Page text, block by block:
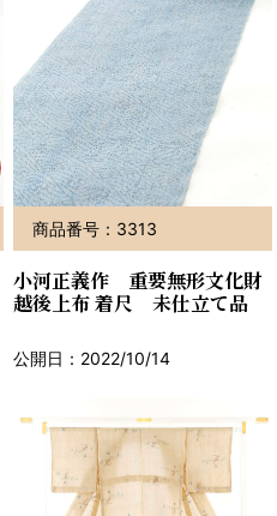
商品番号：3313
小河正義作 重要無形文化財
越後上布 着尺 未仕立て品
公開日：2022/10/14